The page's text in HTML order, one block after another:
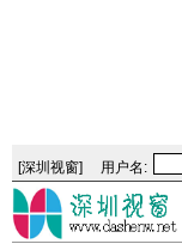
[深圳视窗] 用户名: